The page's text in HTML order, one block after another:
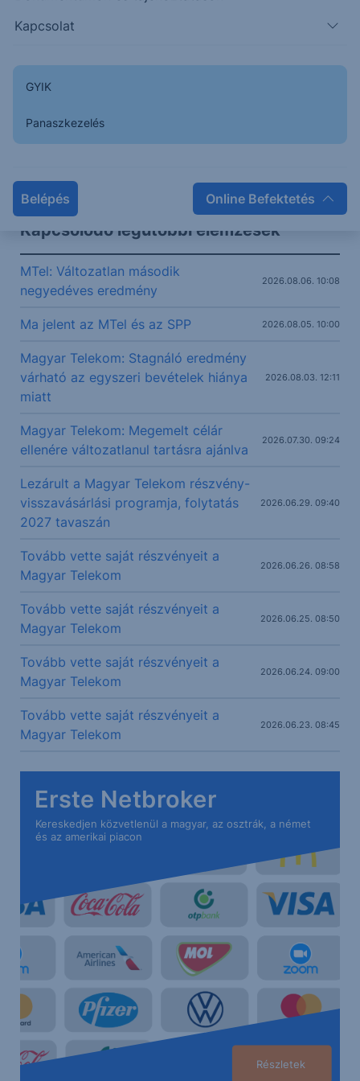
Kapcsolat
GYIK
Panaszkezelés
Belépés Online Befektetés
2660
2680
2700
MTELEKOM 2 696 -0.07%
Kapcsolódó legutóbbi elemzések
MTel: Változatlan második
negyedéves eredmény
2026.08.06. 10:08
Ma jelent az MTel és az SPP 2026.08.05. 10:00
Magyar Telekom: Stagnáló eredmény
várható az egyszeri bevételek hiánya
miatt
2026.08.03. 12:11
Magyar Telekom: Megemelt célár
ellenére változatlanul tartásra ajánlva
2026.07.30. 09:24
Lezárult a Magyar Telekom részvény-
visszavásárlási programja, folytatás
2027 tavaszán
2026.06.29. 09:40
Tovább vette saját részvényeit a
Magyar Telekom
2026.06.26. 08:58
Tovább vette saját részvényeit a
Magyar Telekom
2026.06.25. 08:50
Tovább vette saját részvényeit a
Magyar Telekom
2026.06.24. 09:00
Tovább vette saját részvényeit a
Magyar Telekom
2026.06.23. 08:45
Erste Netbroker
Kereskedjen közvetlenül a magyar, az osztrák, a német
és az amerikai piacon
Részletek